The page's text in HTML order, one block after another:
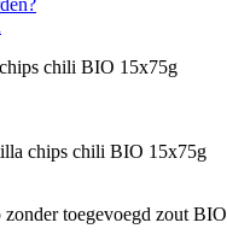
chips chili BIO 15x75g